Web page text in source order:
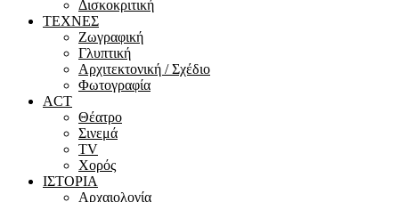
Δισκοκριτική
ΤΕΧΝΕΣ
Ζωγραφική
Γλυπτική
Αρχιτεκτονική / Σχέδιο
Φωτογραφία
ACT
Θέατρο
Σινεμά
ΤV
Χορός
ΙΣΤΟΡΙΑ
Αρχαιολογία